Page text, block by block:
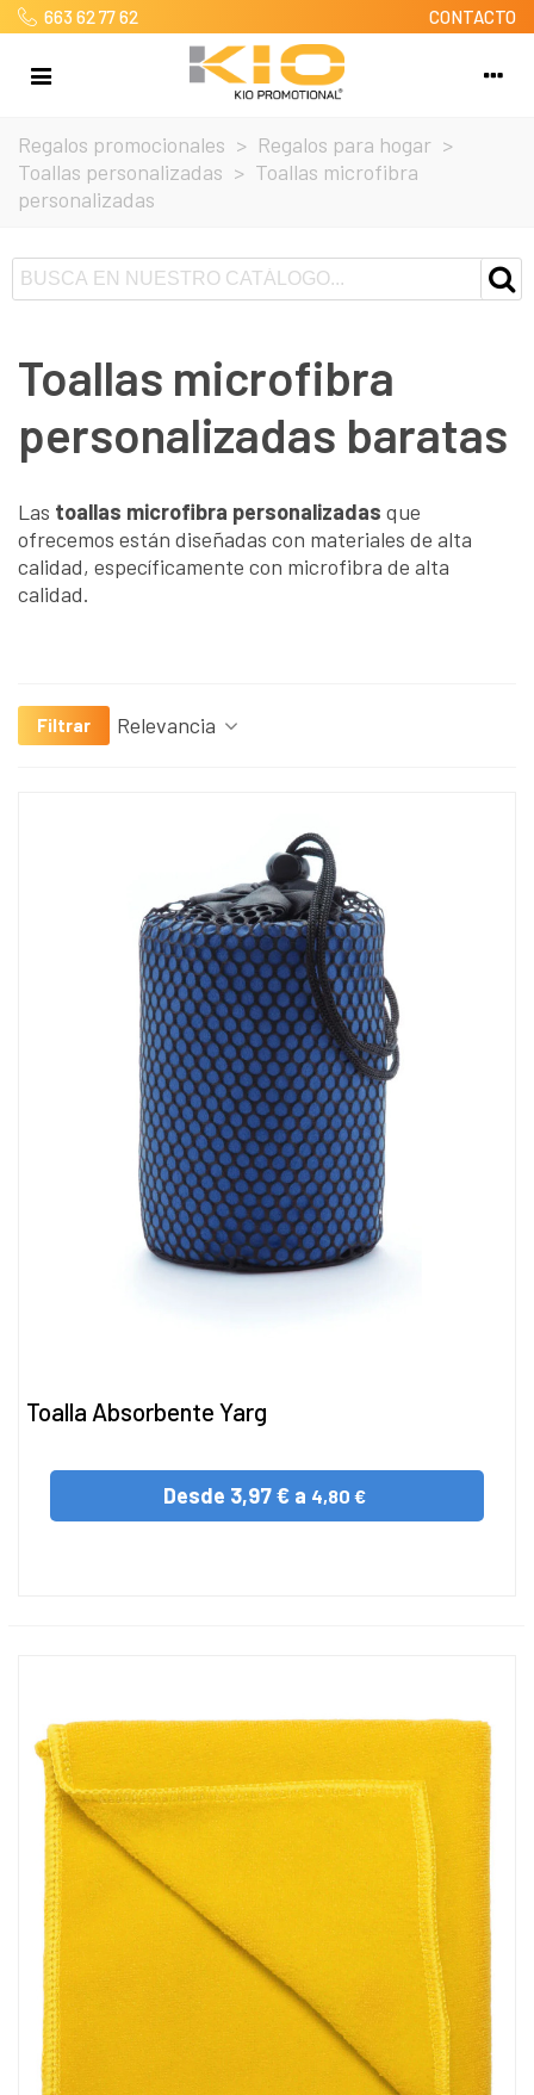
663 62 77 62 CONTACTO
Regalos promocionales > Regalos para hogar >
Toallas personalizadas > Toallas microfibra
personalizadas
Toallas microfibra
personalizadas baratas
Las toallas microfibra personalizadas que
ofrecemos están diseñadas con materiales de alta
calidad, específicamente con microfibra de alta
calidad.
Filtrar Relevancia
Toalla Absorbente Yarg
Desde 3,97 € a 4,80 €